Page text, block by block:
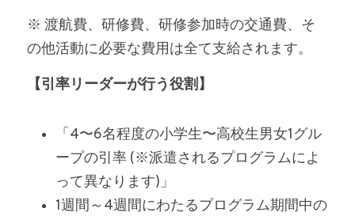
※ 渡航費、研修費、研修参加時の交通費、そ
の他活動に必要な費用は全て支給されます。
【引率リーダーが行う役割】
「4〜6名程度の小学生〜高校生男女1グル
ープの引率 (※派遣されるプログラムによ
って異なります)」
1週間～4週間にわたるプログラム期間中の